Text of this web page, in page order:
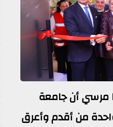
مرسي أن جامعة
من أقدم وأعرق